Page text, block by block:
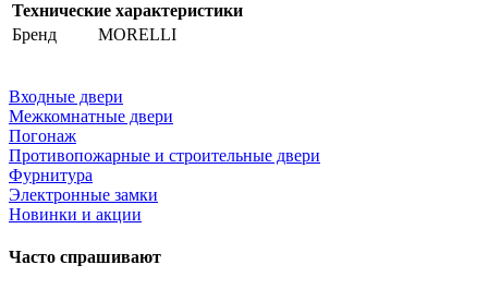
Технические характеристики
Бренд
MORELLI
Входные двери
Межкомнатные двери
Погонаж
Противопожарные и строительные двери
Фурнитура
Электронные замки
Новинки и акции
Часто спрашивают